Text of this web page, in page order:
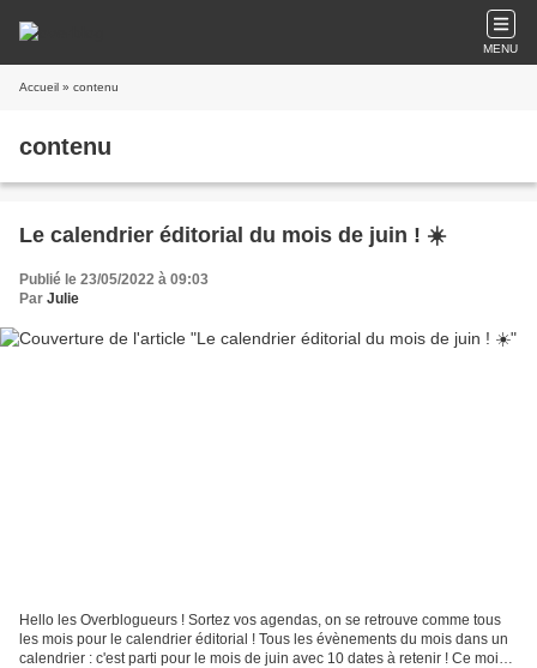
MENU
Accueil » contenu
contenu
Le calendrier éditorial du mois de juin ! ☀️
Publié le 23/05/2022 à 09:03
Par Julie
Hello les Overblogueurs ! Sortez vos agendas, on se retrouve comme tous
les mois pour le calendrier éditorial ! Tous les évènements du mois dans un
calendrier : c'est parti pour le mois de juin avec 10 dates à retenir ! Ce mois-